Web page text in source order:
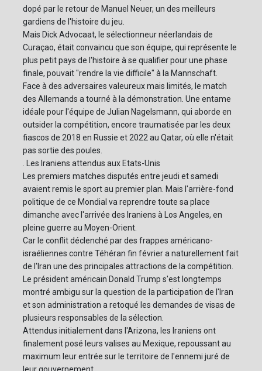
dopé par le retour de Manuel Neuer, un des meilleurs
gardiens de l'histoire du jeu.
Mais Dick Advocaat, le sélectionneur néerlandais de
Curaçao, était convaincu que son équipe, qui représente le
plus petit pays de l'histoire à se qualifier pour une phase
finale, pouvait "rendre la vie difficile" à la Mannschaft.
Face à des adversaires valeureux mais limités, le match
des Allemands a tourné à la démonstration. Une entame
idéale pour l'équipe de Julian Nagelsmann, qui aborde en
outsider la compétition, encore traumatisée par les deux
fiascos de 2018 en Russie et 2022 au Qatar, où elle n'était
pas sortie des poules.
. Les Iraniens attendus aux Etats-Unis
Les premiers matches disputés entre jeudi et samedi
avaient remis le sport au premier plan. Mais l'arrière-fond
politique de ce Mondial va reprendre toute sa place
dimanche avec l'arrivée des Iraniens à Los Angeles, en
pleine guerre au Moyen-Orient.
Car le conflit déclenché par des frappes américano-
israéliennes contre Téhéran fin février a naturellement fait
de l'Iran une des principales attractions de la compétition.
Le président américain Donald Trump s'est longtemps
montré ambigu sur la question de la participation de l'Iran
et son administration a retoqué les demandes de visas de
plusieurs responsables de la sélection.
Attendus initialement dans l'Arizona, les Iraniens ont
finalement posé leurs valises au Mexique, repoussant au
maximum leur entrée sur le territoire de l'ennemi juré de
leur gouvernement.